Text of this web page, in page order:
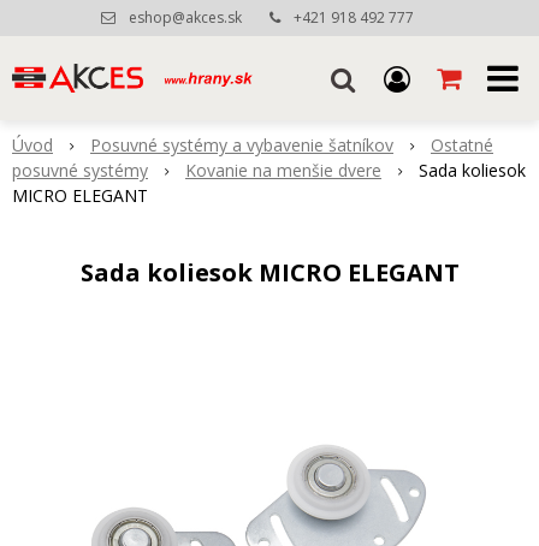
eshop@akces.sk +421 918 492 777
Úvod Posuvné systémy a vybavenie šatníkov
Ostatné
posuvné systémy
Kovanie na menšie dvere
Sada koliesok
MICRO ELEGANT
Sada koliesok MICRO ELEGANT